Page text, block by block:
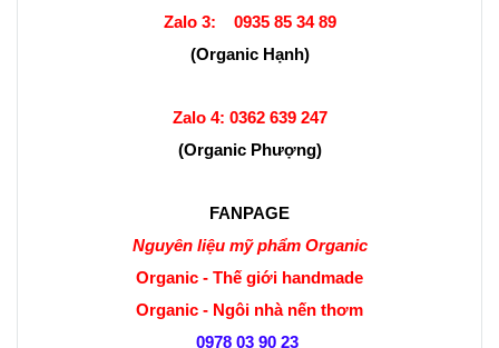
Zalo 3: 0935 85 34 89
(Organic Hạnh)
Zalo 4: 0362 639 247
(Organic Phượng)
FANPAGE
Nguyên liệu mỹ phẩm Organic
Organic - Thế giới handmade
Organic - Ngôi nhà nến thơm
0978 03 90 23